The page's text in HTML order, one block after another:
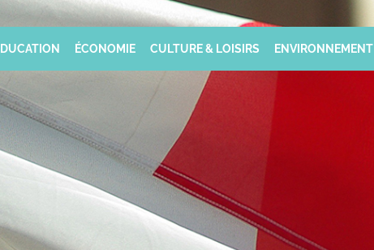
ÉCONOMIE CULTURE & LOISIRS ENVIRONNEMENT